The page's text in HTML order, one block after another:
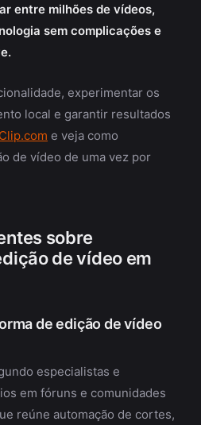
entre milhões de vídeos,
sem complicações e
experimentar os
local e garantir resultados
e veja como
de vídeo de uma vez por
sobre
de vídeo em
de edição de vídeo
especialistas e
em fóruns e comunidades
reúne automação de cortes,